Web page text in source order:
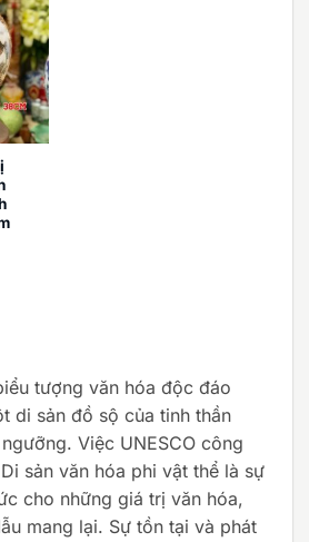
tượng văn hóa độc đáo
di sản đồ sộ của tinh thần
Việc UNESCO công
sản văn hóa phi vật thể là sự
cho những giá trị văn hóa,
mang lại. Sự tồn tại và phát